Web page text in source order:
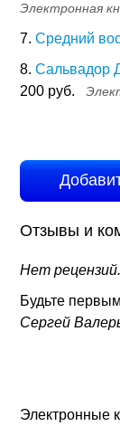
Электронная
7. Средний
8. Сальвадор
200 руб.
Отзывы и
Нет рецензий.
Будьте
Сергей
Электронные